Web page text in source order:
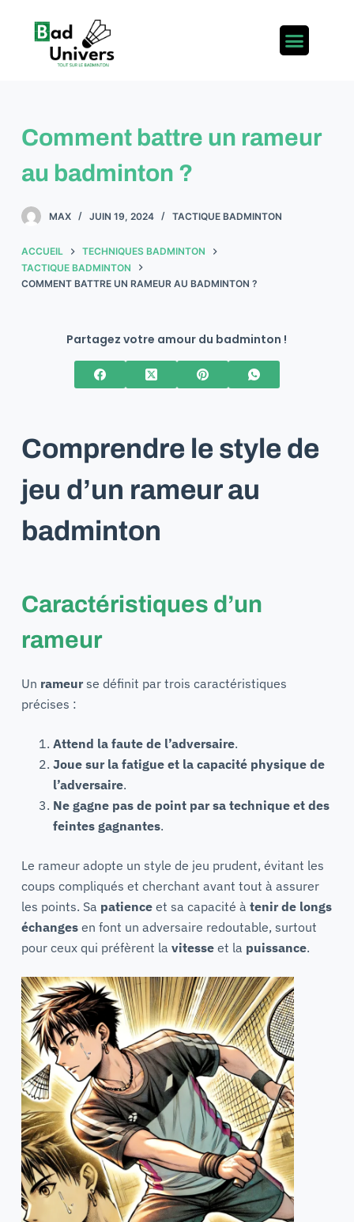
a
c
n
e
n
Comment battre un rameur
au badminton ?
MAX JUIN 19, 2024 TACTIQUE BADMINTON
ACCUEIL
TECHNIQUES BADMINTON
TACTIQUE BADMINTON
COMMENT BATTRE UN RAMEUR AU BADMINTON ?
Partagez votre amour du badminton !
Comprendre le style de
jeu d’un rameur au
badminton
Caractéristiques d’un
rameur
Un rameurse définit par trois caractéristiques
précises :
Attend la faute de l’adversaire.
Joue sur la fatigue et la capacité physique de
l’adversaire.
Ne gagne pas de point par sa technique et des
feintes gagnantes.
Le rameur adopte un style de jeu prudent, évitant les
coups compliqués et cherchant avant tout à assurer
les points. Sa patienceet sa capacité à tenir de longs
échangesen font un adversaire redoutable, surtout
pour ceux qui préfèrent la vitesseet la puissance.